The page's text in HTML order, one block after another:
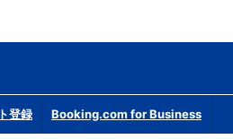
登録 Booking.com for Business